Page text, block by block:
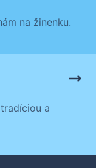
na žinenku.
a